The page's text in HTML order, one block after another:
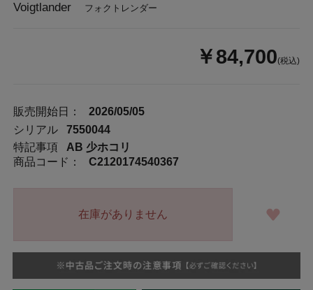
Voigtlander フォクトレンダー
￥84,700(税込)
販売開始日：
2026/05/05
シリアル
7550044
特記事項
AB 少ホコリ
商品コード：
C2120174540367
在庫がありません